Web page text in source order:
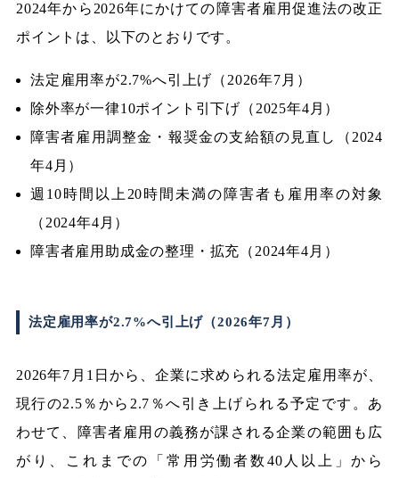
2024年から2026年にかけての障害者雇用促進法の改正
ポイントは、以下のとおりです。
法定雇用率が2.7%へ引上げ（2026年7月）
除外率が一律10ポイント引下げ（2025年4月）
障害者雇用調整金・報奨金の支給額の見直し（2024
年4月）
週10時間以上20時間未満の障害者も雇用率の対象
（2024年4月）
障害者雇用助成金の整理・拡充（2024年4月）
法定雇用率が2.7%へ引上げ（2026年7月）
2026年7月1日から、企業に求められる法定雇用率が、
現行の2.5％から2.7％へ引き上げられる予定です。あ
わせて、障害者雇用の義務が課される企業の範囲も広
がり、これまでの「常用労働者数40人以上」から